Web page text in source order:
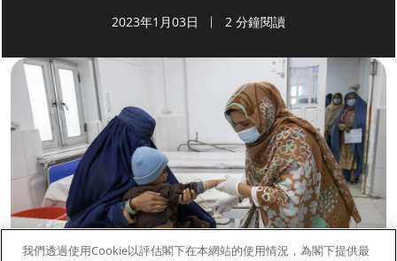
2023年1月03日 2 分鐘閱讀
我們透過使用Cookie以評估閣下在本網站的使用情況，為閣下提供最